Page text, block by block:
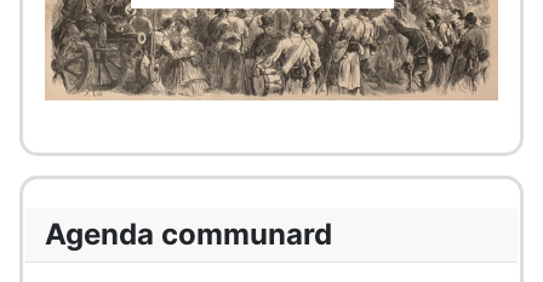
Agenda communard